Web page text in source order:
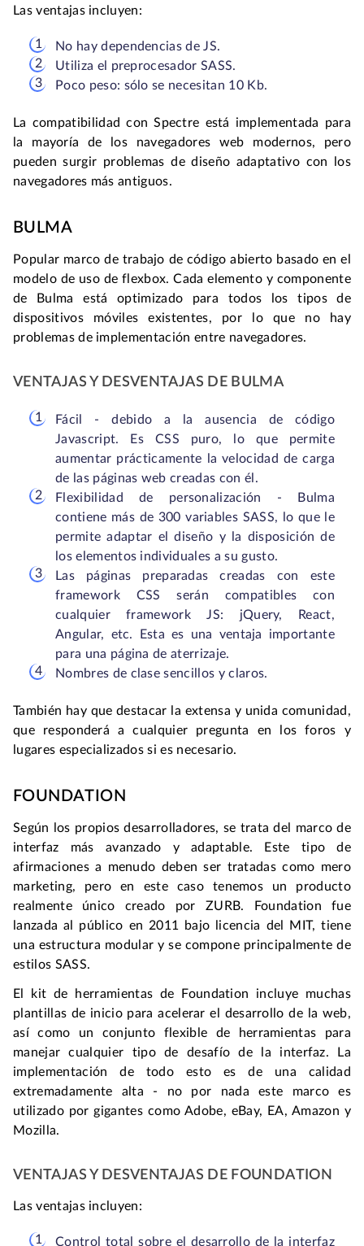
Las ventajas incluyen:
No hay dependencias de JS.
Utiliza el preprocesador SASS.
Poco peso: sólo se necesitan 10 Kb.
La compatibilidad con Spectre está implementada para
la mayoría de los navegadores web modernos, pero
pueden surgir problemas de diseño adaptativo con los
navegadores más antiguos.
BULMA
Popular marco de trabajo de código abierto basado en el
modelo de uso de flexbox. Cada elemento y componente
de Bulma está optimizado para todos los tipos de
dispositivos móviles existentes, por lo que no hay
problemas de implementación entre navegadores.
VENTAJAS Y DESVENTAJAS DE BULMA
Fácil - debido a la ausencia de código
Javascript. Es CSS puro, lo que permite
aumentar prácticamente la velocidad de carga
de las páginas web creadas con él.
Flexibilidad de personalización - Bulma
contiene más de 300 variables SASS, lo que le
permite adaptar el diseño y la disposición de
los elementos individuales a su gusto.
Las páginas preparadas creadas con este
framework CSS serán compatibles con
cualquier framework JS: jQuery, React,
Angular, etc. Esta es una ventaja importante
para una página de aterrizaje.
Nombres de clase sencillos y claros.
También hay que destacar la extensa y unida comunidad,
que responderá a cualquier pregunta en los foros y
lugares especializados si es necesario.
FOUNDATION
Según los propios desarrolladores, se trata del marco de
interfaz más avanzado y adaptable. Este tipo de
afirmaciones a menudo deben ser tratadas como mero
marketing, pero en este caso tenemos un producto
realmente único creado por ZURB. Foundation fue
lanzada al público en 2011 bajo licencia del MIT, tiene
una estructura modular y se compone principalmente de
estilos SASS.
El kit de herramientas de Foundation incluye muchas
plantillas de inicio para acelerar el desarrollo de la web,
así como un conjunto flexible de herramientas para
manejar cualquier tipo de desafío de la interfaz. La
implementación de todo esto es de una calidad
extremadamente alta - no por nada este marco es
utilizado por gigantes como Adobe, eBay, EA, Amazon y
Mozilla.
VENTAJAS Y DESVENTAJAS DE FOUNDATION
Las ventajas incluyen:
Control total sobre el desarrollo de la interfaz